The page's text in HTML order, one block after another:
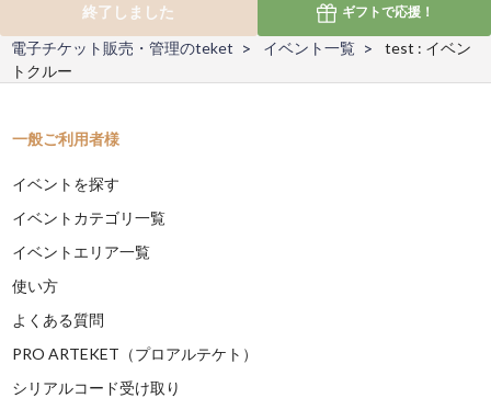
終了しました
ギフトで応援！
電子チケット販売・管理のteket イベント一覧
test : イベン
トクルー
一般ご利用者様
イベントを探す
イベントカテゴリ一覧
イベントエリア一覧
使い方
よくある質問
PRO ARTEKET（プロアルテケト）
シリアルコード受け取り